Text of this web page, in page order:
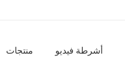
منتجات أشرطة فيديو